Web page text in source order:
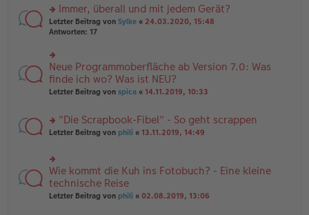
g
n
er
B
a
g
u
n
g
es
e
n
er
B
a
g
rs
te
u
n
g
el
es
er
B
tr
a
g
Immer, überall und mit jedem Gerät?
Letzter Beitrag von Sylke « 24.03.2020, 15:48
Antworten: 17
rs
te
r
u
g
el
es
n
er
B
ei
tr
Neue Programmoberfläche ab Version 7.0: Was
finde ich wo? Was ist NEU?
Letzter Beitrag von spica « 14.11.2019, 10:33
rs
u
n
g
el
"Die Scrapbook-Fibel" - So geht scrappen
Letzter Beitrag von phili « 13.11.2019, 14:49
rs
te
r
u
Wie kommt die Kuh ins Fotobuch? - Eine kleine
technische Reise
Letzter Beitrag von phili « 02.08.2019, 13:06